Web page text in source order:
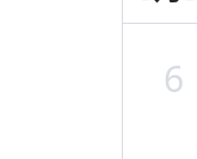
6